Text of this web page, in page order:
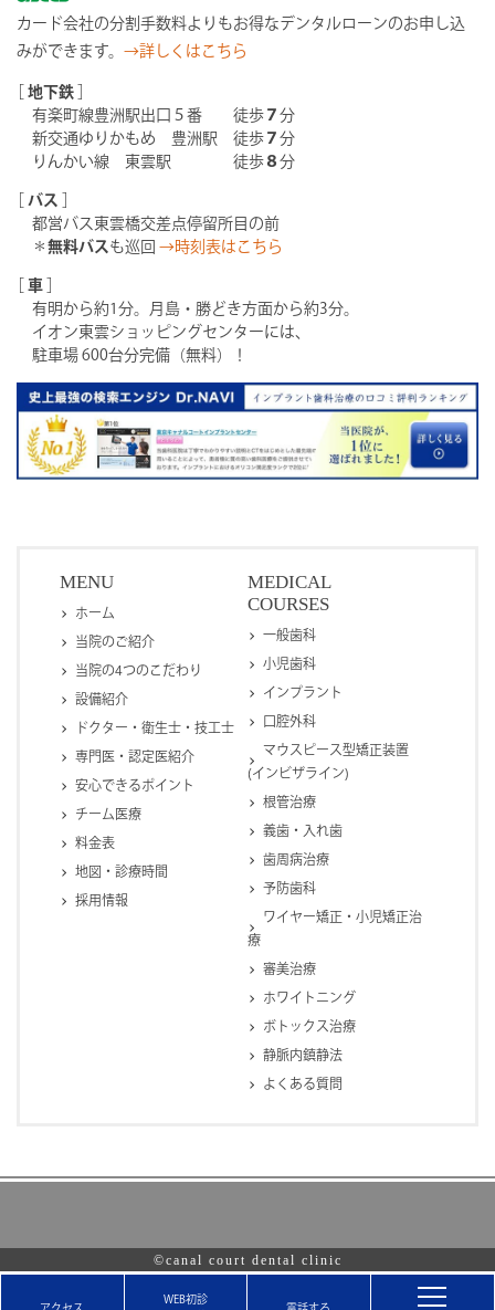
カード会社の分割手数料よりもお得なデンタルローンのお申し込
みができます。 →詳しくはこちら
地下鉄
有楽町線豊洲駅出口５番 徒歩 ７ 分
新交通ゆりかもめ 豊洲駅 徒歩 ７ 分
りんかい線 東雲駅 徒歩 ８ 分
バス
都営バス東雲橋交差点停留所目の前
＊ 無料バス も巡回 →時刻表はこちら
車
有明から約1分。月島・勝どき方面から約3分。
イオン東雲ショッピングセンターには、
駐車場 600台分完備（無料）！
MENU
ホーム
当院のご紹介
当院の4つのこだわり
設備紹介
ドクター・衛生士・技工士
専門医・認定医紹介
安心できるポイント
チーム医療
料金表
地図・診療時間
採用情報
MEDICAL
COURSES
一般歯科
小児歯科
インプラント
口腔外科
マウスピース型矯正装置
(インビザライン)
根管治療
義歯・入れ歯
歯周病治療
予防歯科
ワイヤー矯正・小児矯正治
療
審美治療
ホワイトニング
ボトックス治療
静脈内鎮静法
よくある質問
©canal court dental clinic
アクセス
WEB初診